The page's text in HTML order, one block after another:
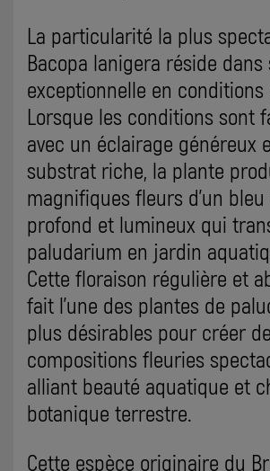
La particularité la plus
Bacopa lanigera réside dans
exceptionnelle en conditions
Lorsque les conditions sont
avec un éclairage généreux
substrat riche, la plante
magnifiques fleurs d'un bleu
profond et lumineux qui
paludarium en jardin
Cette floraison régulière et
fait l'une des plantes de
plus désirables pour créer
compositions fleuries
alliant beauté aquatique et
botanique terrestre.
Cette espèce originaire du